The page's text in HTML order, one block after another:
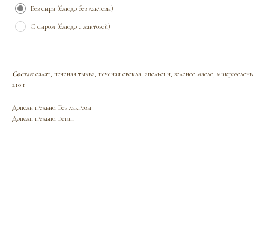
Без сыра (блюдо без лактозы)
С сыром (блюдо с лактозой)
Состав: салат, печеная тыква, печеная свекла, апельсин, зеленое масло, микрозелень
210 г
Дополнительно: Без лактозы
Дополнительно: Веган